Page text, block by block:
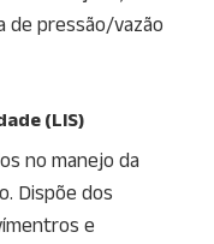
de pressão/vazão
(LIS)
no manejo da
Dispõe dos
e